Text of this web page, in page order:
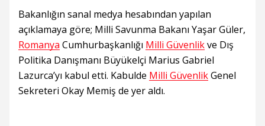
Bakanlığın sanal medya hesabından yapılan
açıklamaya göre; Milli Savunma Bakanı Yaşar Güler,
Romanya Cumhurbaşkanlığı Milli Güvenlikve Dış
Politika Danışmanı Büyükelçi Marius Gabriel
Lazurca’yı kabul etti. Kabulde Milli GüvenlikGenel
Sekreteri Okay Memiş de yer aldı.